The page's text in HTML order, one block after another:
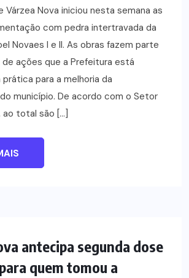
Várzea Nova iniciou nesta semana as
com pedra intertravada da
Novaes I e II. As obras fazem parte
ações que a Prefeitura está
para a melhoria da
município. De acordo com o Setor
ao total são […]
NOTÍCIAS
antecipa segunda dose
quem tomou a